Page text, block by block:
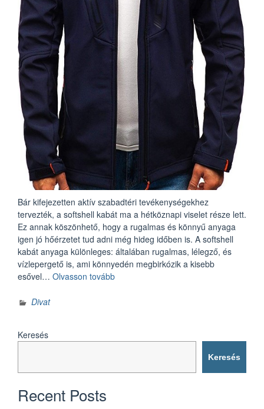
Bár kifejezetten aktív szabadtéri tevékenységekhez
tervezték, a softshell kabát ma a hétköznapi viselet része lett.
Ez annak köszönhető, hogy a rugalmas és könnyű anyaga
igen jó hőérzetet tud adni még hideg időben is. A softshell
kabát anyaga különleges: általában rugalmas, lélegző, és
vízlepergető is, ami könnyedén megbirkózik a kisebb
esővel… Olvasson tovább„A
Divat
Keresés
Keresés
Recent Posts